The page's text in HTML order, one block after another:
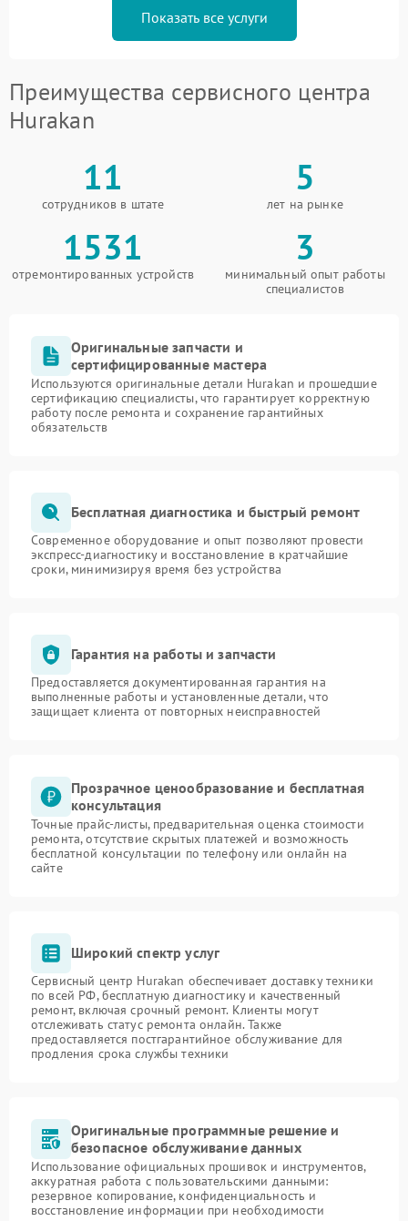
Показать все услуги
Преимущества сервисного центра
Hurakan
11
сотрудников в штате
5
лет на рынке
1531
отремонтированных устройств
3
минимальный опыт работы
специалистов
Оригинальные запчасти и
сертифицированные мастера
Используются оригинальные детали Hurakan и прошедшие
сертификацию специалисты, что гарантирует корректную
работу после ремонта и сохранение гарантийных
обязательств
Бесплатная диагностика и быстрый ремонт
Современное оборудование и опыт позволяют провести
экспресс-диагностику и восстановление в кратчайшие
сроки, минимизируя время без устройства
Гарантия на работы и запчасти
Предоставляется документированная гарантия на
выполненные работы и установленные детали, что
защищает клиента от повторных неисправностей
Прозрачное ценообразование и бесплатная
консультация
Точные прайс-листы, предварительная оценка стоимости
ремонта, отсутствие скрытых платежей и возможность
бесплатной консультации по телефону или онлайн на
сайте
Широкий спектр услуг
Сервисный центр Hurakan обеспечивает доставку техники
по всей РФ, бесплатную диагностику и качественный
ремонт, включая срочный ремонт. Клиенты могут
отслеживать статус ремонта онлайн. Также
предоставляется постгарантийное обслуживание для
продления срока службы техники
Оригинальные программные решение и
безопасное обслуживание данных
Использование официальных прошивок и инструментов,
аккуратная работа с пользовательскими данными:
резервное копирование, конфиденциальность и
восстановление информации при необходимости